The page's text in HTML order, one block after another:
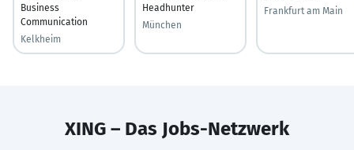
Business
Communication
Kelkheim
Headhunter
München
Frankfurt am Main
XING – Das Jobs-Netzwerk